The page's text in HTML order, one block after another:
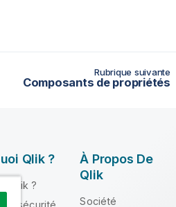
Rubrique suivante
Composants de propriétés
Qlik ?
Qlik ?
et sécurité
À Propos De
Qlik
Société